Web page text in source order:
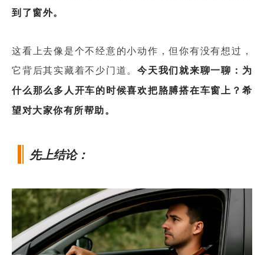
到了窗外。
这看上去像是个不经意的小动作，但你有没有想过，
它背后其实藏着不少门道。 今天我们就来聊一聊：为
什么那么多人开车的时候喜欢把胳膊搭在车窗上？希
望对大家你有所帮助。
先上结论：